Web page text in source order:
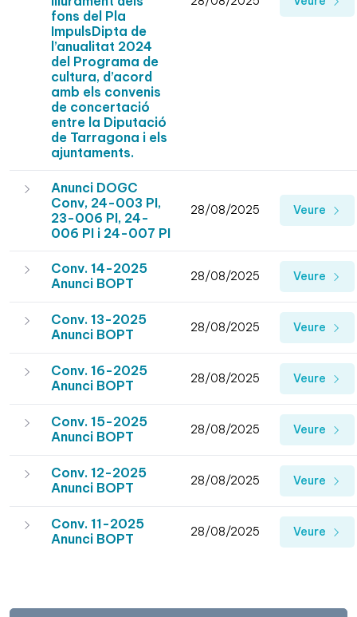
fons del Pla
ImpulsDipta de
l’anualitat 2024
del Programa de
cultura, d’acord
amb els convenis
de concertació
entre la Diputació
de Tarragona i els
ajuntaments.
Anunci DOGC
Conv, 24-003 PI,
23-006 PI, 24-
006 PI i 24-007 PI
28/08/2025 Veure
Conv. 14-2025
Anunci BOPT
28/08/2025 Veure
Conv. 13-2025
Anunci BOPT
28/08/2025 Veure
Conv. 16-2025
Anunci BOPT
28/08/2025 Veure
Conv. 15-2025
Anunci BOPT
28/08/2025 Veure
Conv. 12-2025
Anunci BOPT
28/08/2025 Veure
Conv. 11-2025
Anunci BOPT
28/08/2025 Veure